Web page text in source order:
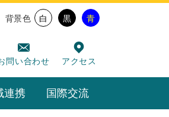
背景色 白 黒 青
問い合わせ アクセス
連携 国際交流